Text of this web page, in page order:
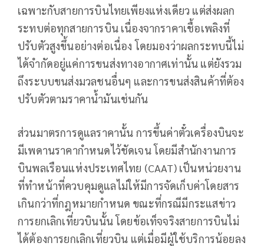
เฉพาะกับสายการบินไทยเพียงแห่งเดียว แต่ส่งผลก
ระทบต่อทุกสายการบิน เนื่องจากราคาเชื้อเพลิงที่
ปรับตัวสูงขึ้นอย่างต่อเนื่อง โดยมองว่าผลกระทบนี้ไม่
ได้จำกัดอยู่แค่การขนส่งทางอากาศเท่านั้น แต่ยังรวม
ถึงระบบขนส่งมวลชนอื่นๆ และการขนส่งสินค้าที่ต้อง
ปรับตัวตามราคาน้ำมันเช่นกัน
ส่วนมาตรการดูแลราคานั้น การขึ้นค่าตั๋วเครื่องบินจะ
มีเพดานราคากำหนดไว้ชัดเจน โดยมีสำนักงานการ
บินพลเรือนแห่งประเทศไทย (CAAT) เป็นหน่วยงาน
ที่ทำหน้าที่ควบคุมดูแลไม่ให้มีการจัดเก็บค่าโดยสาร
เกินกว่าที่กฎหมายกำหนด ขณะที่กรณีมีกระแสข่าว
การยกเลิกเที่ยวบินนั้น โดยข้อเท็จจริงสายการบินไม่
ได้ต้องการยกเลิกเที่ยวบิน แต่เมื่อมีผู้ใช้บริการน้อยลง